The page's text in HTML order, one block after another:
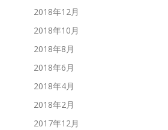
2018年12月
2018年10月
2018年8月
2018年6月
2018年4月
2018年2月
2017年12月